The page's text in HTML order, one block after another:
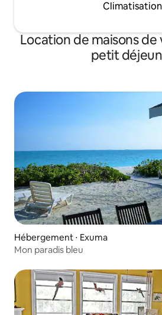
Climatisation
Location de maisons de
petit
Hébergement ⋅ Exuma
Mon paradis bleu